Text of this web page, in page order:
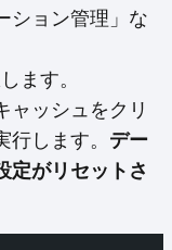
ション管理」な
ます。
ャッシュをクリ
します。 デー
定がリセットさ